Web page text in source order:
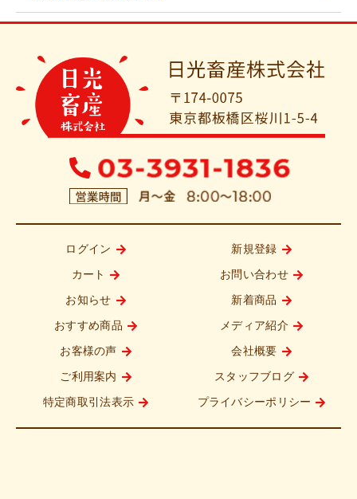
ログイン 新規登録
カート お問い合わせ
お知らせ 新着商品
おすすめ商品 メディア紹介
お客様の声 会社概要
ご利用案内 スタッフブログ
特定商取引法表示 プライバシーポリシー